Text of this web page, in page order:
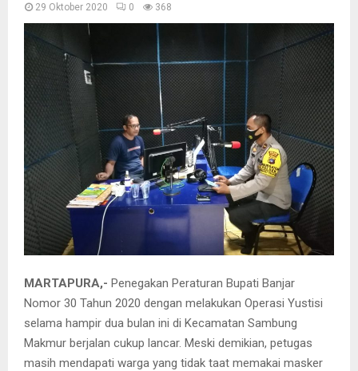
29 Oktober 2020 0 368
MARTAPURA,- Penegakan Peraturan Bupati Banjar
Nomor 30 Tahun 2020 dengan melakukan Operasi Yustisi
selama hampir dua bulan ini di Kecamatan Sambung
Makmur berjalan cukup lancar. Meski demikian, petugas
masih mendapati warga yang tidak taat memakai masker